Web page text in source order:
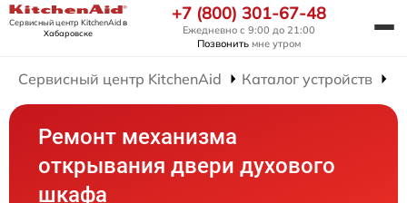
Сервисный центр KitchenAidв
Хабаровске
+7 (800) 301-67-48
Ежедневно с 9:00 до 21:00
Позвонить мне утром
Сервисный центр KitchenAid Каталог устройств
Ремонт механизма
открывания двери духового
шкафа